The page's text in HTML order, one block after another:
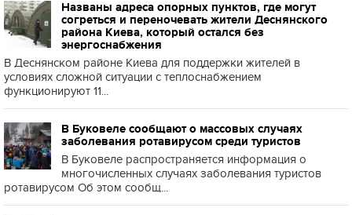
Названы адреса опорных пунктов, где могут
согреться и переночевать жители Деснянского
района Киева, который остался без
энергоснабжения
В Деснянском районе Киева для поддержки жителей в
условиях сложной ситуации с теплоснабжением
функционируют 11...
В Буковеле сообщают о массовых случаях
заболевания ротавирусом среди туристов
В Буковеле распространяется информация о
многочисленных случаях заболевания туристов
ротавирусом Об этом сообщ...